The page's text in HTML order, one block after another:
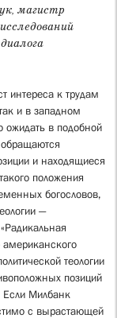
магистр
интереса к трудам
и в западном
ожидать в подобной
обращаются
и находящиеся
положения
богословов,
—
теологии
позиций
Если Милбанк
с вырастающей